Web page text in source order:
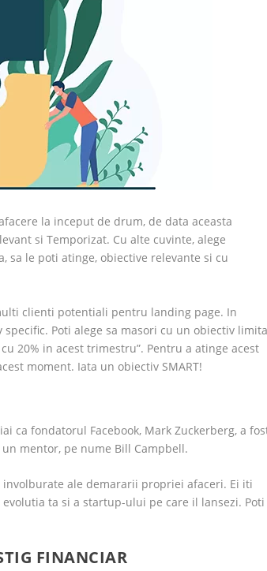
la inceput de drum, de data aceasta
si Temporizat. Cu alte cuvinte, alege
sa le poti atinge, obiective relevante si cu
clienti potentiali pentru landing page. In
Poti alege sa masori cu un obiectiv
20% in acest trimestru”. Pentru a atinge acest
moment. Iata un obiectiv SMART!
ca fondatorul Facebook, Mark Zuckerberg, a
un mentor, pe nume Bill Campbell.
ale demararii propriei afaceri. Ei iti
ta si a startup-ului pe care il lansezi. Poti
FINANCIAR